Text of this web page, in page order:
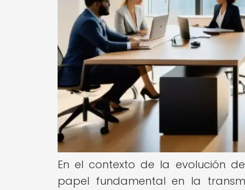
En el contexto de la evolución
papel fundamental en la